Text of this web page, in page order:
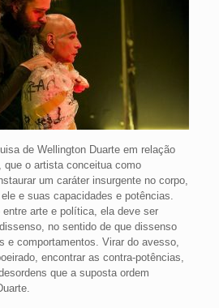
de Wellington Duarte em relação
que o artista conceitua como
um caráter insurgente no corpo,
e suas capacidades e potências.
arte e política, ela deve ser
no sentido de que dissenso
e comportamentos. Virar do avesso,
encontrar as contra-potências,
que a suposta ordem